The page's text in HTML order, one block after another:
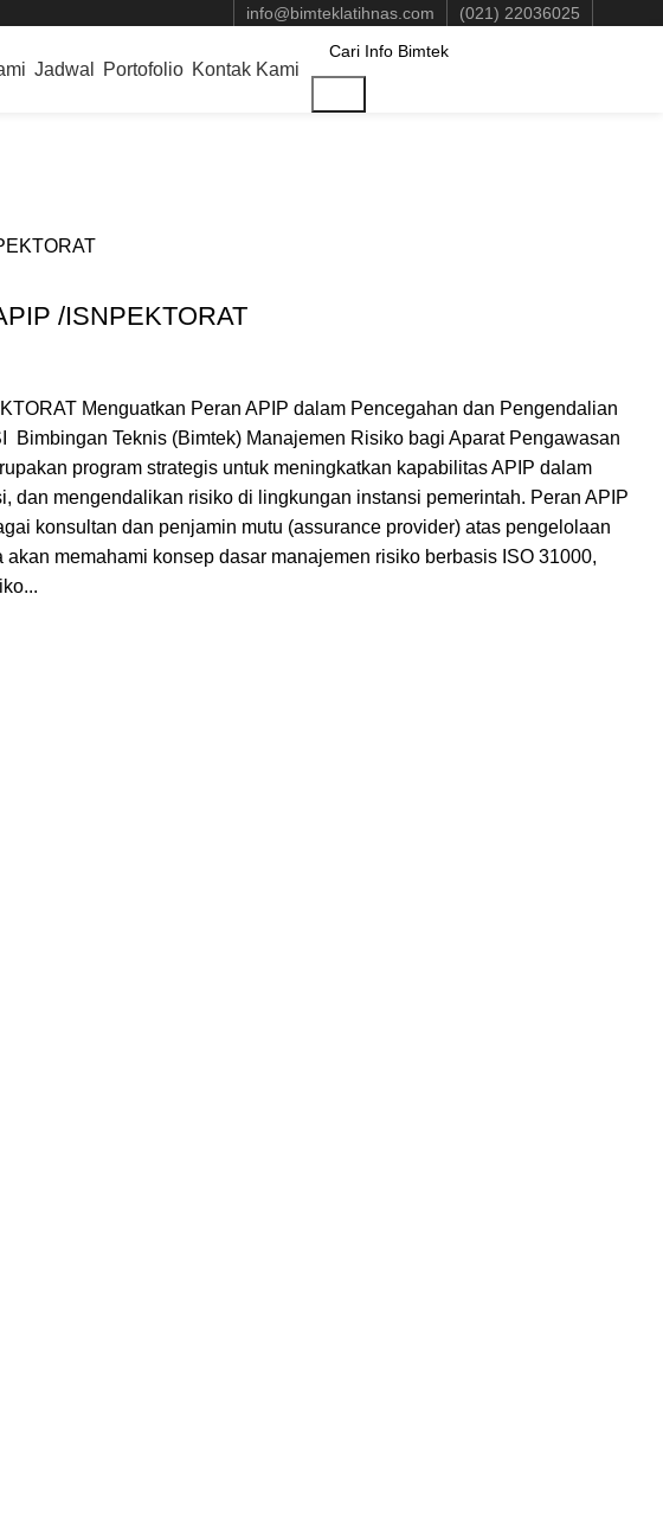
info@bimteklatihnas.com (021) 22036025
Jadwal Portofolio Kontak Kami
/ISNPEKTORAT
Menguatkan Peran APIP dalam Pencegahan dan Pengendalian
Teknis (Bimtek) Manajemen Risiko bagi Aparat Pengawasan
program strategis untuk meningkatkan kapabilitas APIP dalam
dan mengendalikan risiko di lingkungan instansi pemerintah. Peran APIP
konsultan dan penjamin mutu (assurance provider) atas pengelolaan
memahami konsep dasar manajemen risiko berbasis ISO 31000,